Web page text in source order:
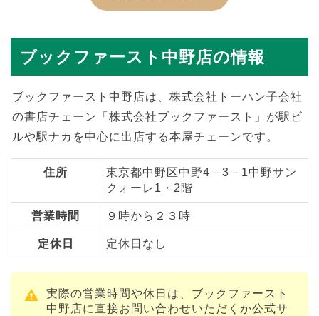
ブックファースト中野店の情報
ブックファースト中野店は、株式会社トーハン子会社
の書店チェーン「株式会社ブックファースト」が駅ビ
ルや駅ナカを中心に出店する本屋チェーンです。
住所
東京都中野区中野4－3－1中野サン
クォーレ1・2階
営業時間 ９時から２３時
定休日 定休日なし
実際の営業時間や休日は、ブックファースト
中野店に直接お問い合わせいただくか公式サ